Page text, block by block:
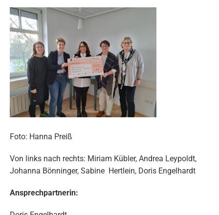
Foto: Hanna Preiß
Von links nach rechts: Miriam Kübler, Andrea Leypoldt,
Johanna Bönninger, Sabine Hertlein, Doris Engelhardt
Ansprechpartnerin: